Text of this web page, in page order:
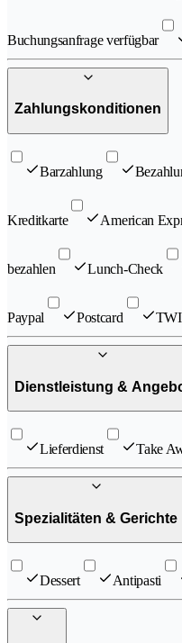
Buchungsanfrage verfügbar
Zahlungskonditionen
Barzahlung
Kreditkarte American
bezahlen Lunch-Check
Paypal Postcard
Dienstleistung &
Lieferdienst Take
Spezialitäten & Gerichte
Dessert Antipasti